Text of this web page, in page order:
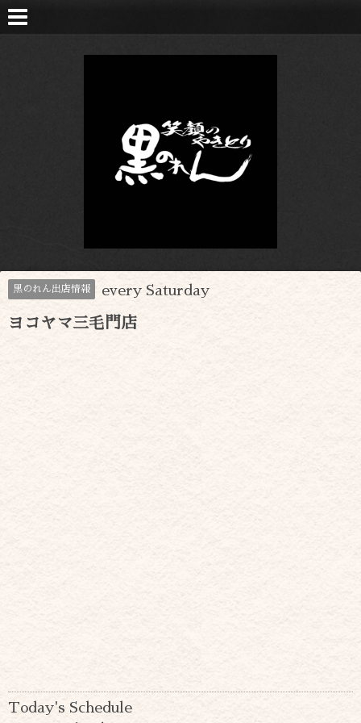
黒のれん出店情報 every Saturday
ヨコヤマ三毛門店
Today's Schedule